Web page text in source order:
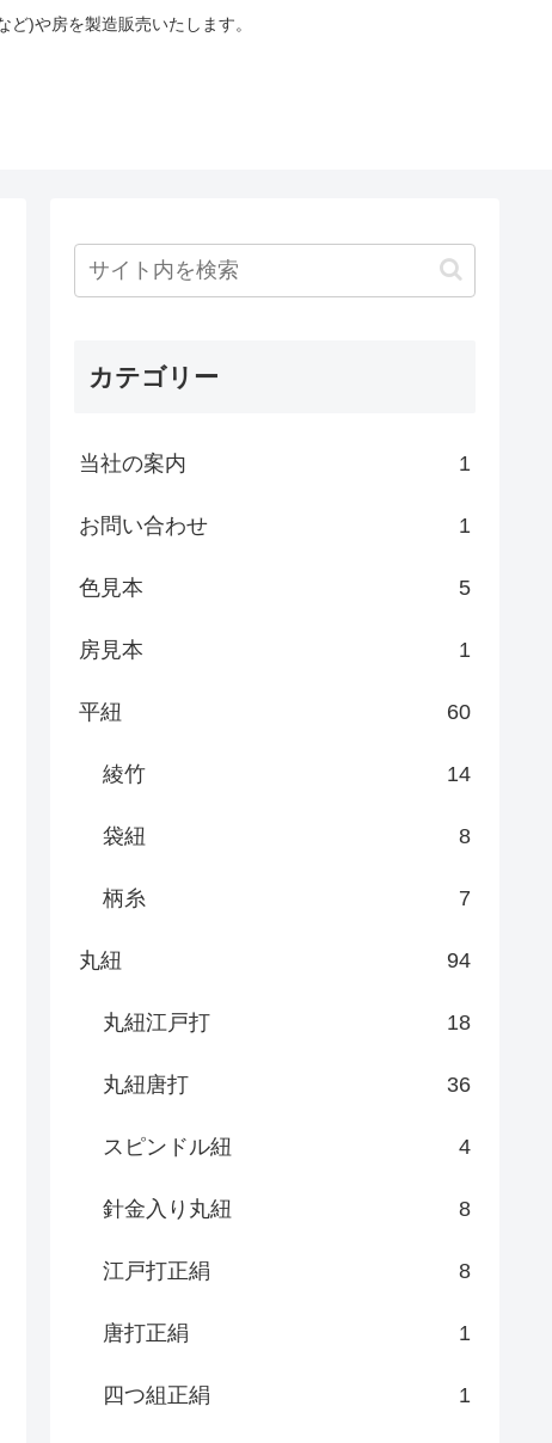
)や房を製造販売いたします。
カテゴリー
当社の案内 1
お問い合わせ 1
色見本 5
房見本 1
平紐 60
綾竹 14
袋紐 8
柄糸 7
丸紐 94
丸紐江戸打 18
丸紐唐打 36
スピンドル紐 4
針金入り丸紐 8
江戸打正絹 8
唐打正絹 1
四つ組正絹 1